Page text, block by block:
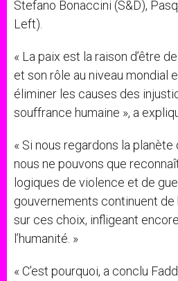
Stefano Bonaccini (S&D),
Left).
« La paix est la raison d’être
et son rôle au niveau mondial
éliminer les causes des
souffrance humaine », a
« Si nous regardons la planète
nous ne pouvons que
logiques de violence et de
gouvernements continuent
sur ces choix, infligeant
l’humanité. »
« C’est pourquoi, a conclu